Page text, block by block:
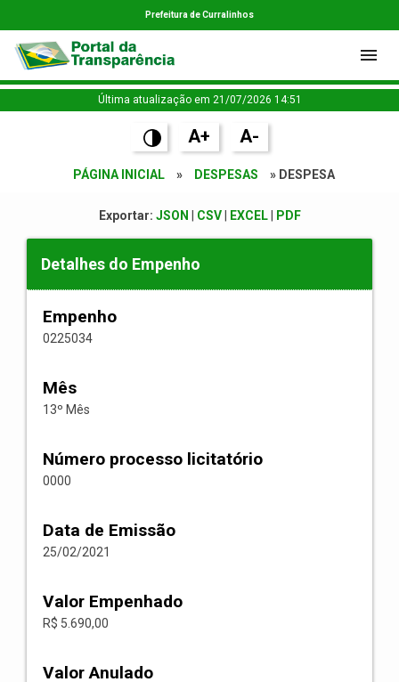
Prefeitura de Curralinhos
Última atualização em 21/07/2026 14:51
A+ A-
PÁGINA INICIAL » DESPESAS » DESPESA
Exportar: JSON CSV| EXCEL| PDF
Detalhes do Empenho
Empenho
0225034
Mês
13º Mês
Número processo licitatório
0000
Data de Emissão
25/02/2021
Valor Empenhado
R$ 5.690,00
Valor Anulado